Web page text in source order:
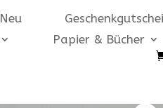
Neu
Papier & Bücher